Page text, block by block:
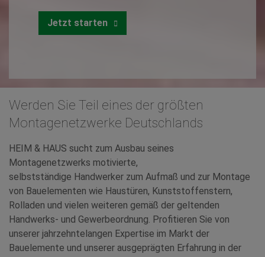
Jetzt starten
Werden Sie Teil eines der größten
Montagenetzwerke Deutschlands
HEIM & HAUS sucht zum Ausbau seines
Montagenetzwerks motivierte,
selbstständige Handwerker zum Aufmaß und zur Montage
von Bauelementen wie Haustüren, Kunststoffenstern,
Rolladen und vielen weiteren gemäß der geltenden
Handwerks- und Gewerbeordnung. Profitieren Sie von
unserer jahrzehntelangen Expertise im Markt der
Bauelemente und unserer ausgeprägten Erfahrung in der